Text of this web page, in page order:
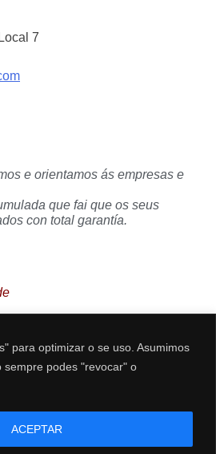
para optimizar o se uso. Asumimos
podes "revocar" o
ACEPTAR
7
e orientamos ás empresas e
que fai que os seus
con total garantía.
Inhábiles